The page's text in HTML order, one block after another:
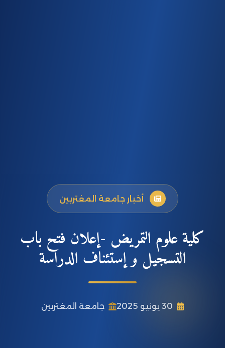
أخبار جامعة المغتربين
كلية علوم التمريض -إعلان فتح باب
التسجيل و إستئناف الدراسة
30 يونيو 2025 جامعة المغتربين